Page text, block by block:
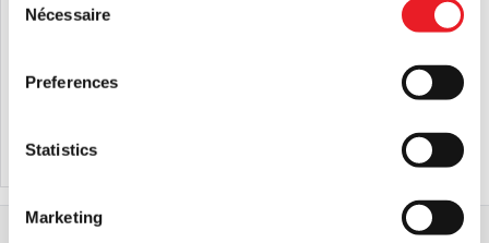
Selection
Nécessaire
Preferences
Statistics
Marketing
AJOUTER AU PANIER VOIR LE PRODUIT
Accueil
Vêtements et articles d'horreur